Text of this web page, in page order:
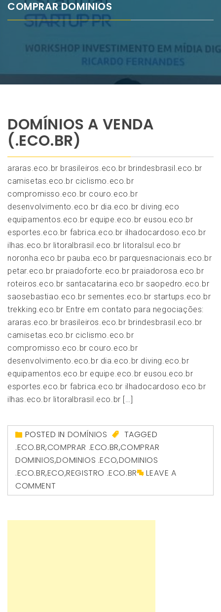
COMPRAR DOMINIOS
DOMÍNIOS A VENDA
(.ECO.BR)
araras.eco.br brasileiros.eco.br brindesbrasil.eco.br
camisetas.eco.br ciclismo.eco.br
compromisso.eco.br couro.eco.br
desenvolvimento.eco.br dia.eco.br diving.eco
equipamentos.eco.br equipe.eco.br eusou.eco.br
esportes.eco.br fabrica.eco.br ilhadocardoso.eco.br
ilhas.eco.br litoralbrasil.eco.br litoralsul.eco.br
noronha.eco.br pauba.eco.br parquesnacionais.eco.br
petar.eco.br praiadoforte.eco.br praiadorosa.eco.br
roteiros.eco.br santacatarina.eco.br saopedro.eco.br
saosebastiao.eco.br sementes.eco.br startups.eco.br
trekking.eco.br Entre em contato para negociações:
araras.eco.br brasileiros.eco.br brindesbrasil.eco.br
camisetas.eco.br ciclismo.eco.br
compromisso.eco.br couro.eco.br
desenvolvimento.eco.br dia.eco.br diving.eco.br
equipamentos.eco.br equipe.eco.br eusou.eco.br
esportes.eco.br fabrica.eco.br ilhadocardoso.eco.br
ilhas.eco.br litoralbrasil.eco.br […]
POSTED IN DOMÍNIOS
TAGGED
.ECO.BR,COMPRAR .ECO.BR,COMPRAR
DOMINIOS,DOMINIOS .ECO,DOMINIOS
.ECO.BR,ECO,REGISTRO .ECO.BR
LEAVE A
COMMENT